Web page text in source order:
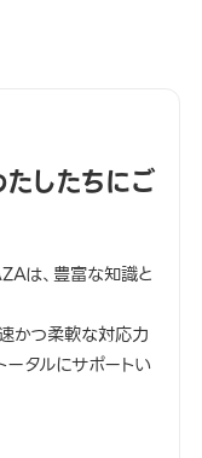
したちにご
は、豊富な知識と
かつ柔軟な対応力
ータルにサポートい